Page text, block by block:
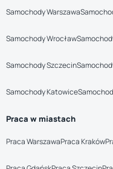
Samochody Warszawa
Samochody Wrocław
Samochody Szczecin
Samochody Katowice
Praca w miastach
Praca WarszawaPraca Kraków